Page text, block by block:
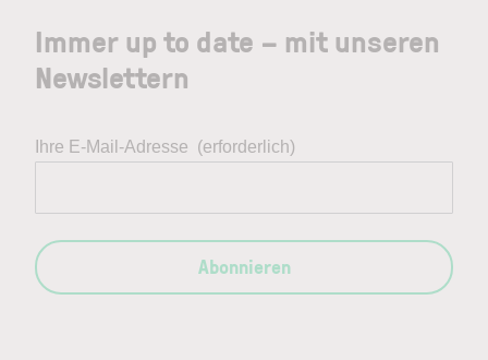
Immer up to date – mit unseren
Newslettern
Ihre E-Mail-Adresse (erforderlich)
Abonnieren